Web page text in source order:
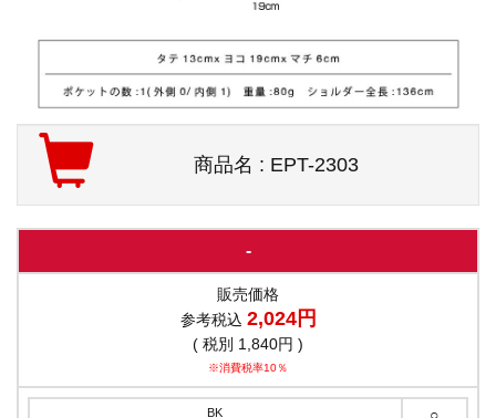
商品名 : EPT-2303
-
販売価格
参考税込 2,024円
( 税別 1,840円 )
※消費税率10％
BK